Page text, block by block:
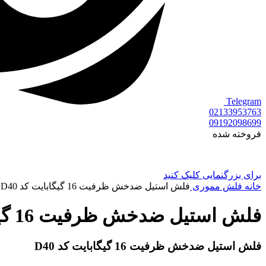
Telegram
02133953763
09192098699
فروخته شده
برای بزرگنمایی کلیک کنید
خانه فلش مموری فلش استیل ضدخش ظرفیت 16 گیگابایت کد D40
فلش استیل ضدخش ظرفیت 16 گیگابایت کد D40
فلش استیل ضدخش ظرفیت 16 گیگابایت کد D40